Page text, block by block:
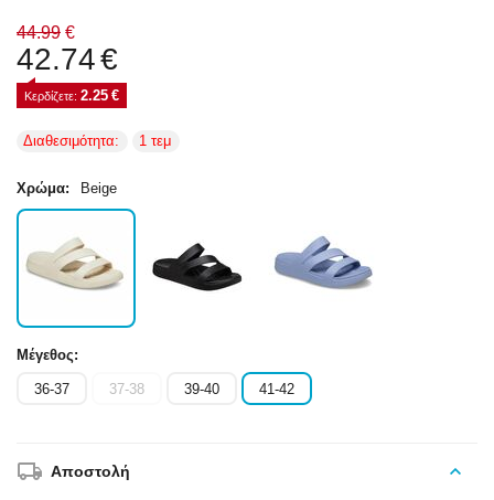
44.99 €
42.74€
Κερδίζετε: 2.25 €
Διαθεσιμότητα: 1 τεμ
Χρώμα: Beige
Μέγεθος:
36-37 37-38 39-40 41-42
Αποστολή